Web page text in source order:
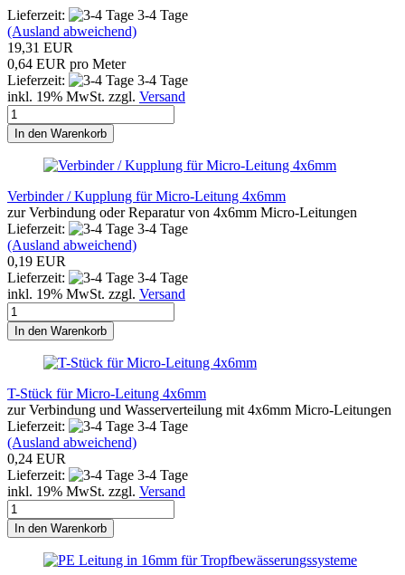
Lieferzeit:
3-4 Tage
(Ausland abweichend)
19,31 EUR
0,64 EUR pro Meter
Lieferzeit:
3-4 Tage
inkl. 19% MwSt. zzgl. Versand
In den Warenkorb
Verbinder / Kupplung für Micro-Leitung 4x6mm
zur Verbindung oder Reparatur von 4x6mm Micro-Leitungen
Lieferzeit:
3-4 Tage
(Ausland abweichend)
0,19 EUR
Lieferzeit:
3-4 Tage
inkl. 19% MwSt. zzgl. Versand
In den Warenkorb
T-Stück für Micro-Leitung 4x6mm
zur Verbindung und Wasserverteilung mit 4x6mm Micro-Leitungen
Lieferzeit:
3-4 Tage
(Ausland abweichend)
0,24 EUR
Lieferzeit:
3-4 Tage
inkl. 19% MwSt. zzgl. Versand
In den Warenkorb